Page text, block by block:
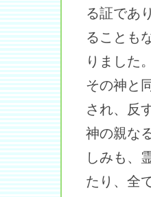
る証であ
ることも
りました。
その神と
され、反
神の親な
しみも、
たり、全